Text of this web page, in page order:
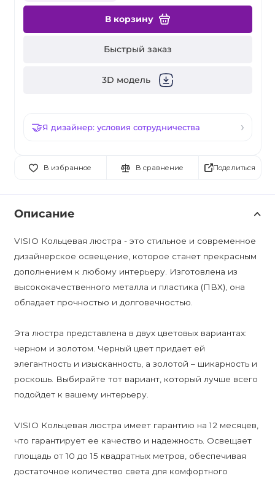
В корзину
Быстрый заказ
3D модель
Я дизайнер: условия сотрудничества
В избранное В сравнение Поделиться
Описание
VISIO Кольцевая люстра - это стильное и современное
дизайнерское освещение, которое станет прекрасным
дополнением к любому интерьеру. Изготовлена из
высококачественного металла и пластика (ПВХ), она
обладает прочностью и долговечностью.
Эта люстра представлена в двух цветовых вариантах:
черном и золотом. Черный цвет придает ей
элегантность и изысканность, а золотой – шикарность и
роскошь. Выбирайте тот вариант, который лучше всего
подойдет к вашему интерьеру.
VISIO Кольцевая люстра имеет гарантию на 12 месяцев,
что гарантирует ее качество и надежность. Освещает
площадь от 10 до 15 квадратных метров, обеспечивая
достаточное количество света для комфортного